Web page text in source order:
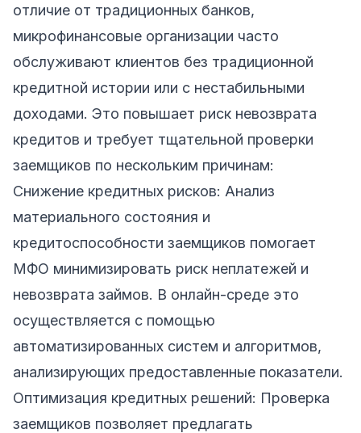
отличие от традиционных банков,
микрофинансовые организации часто
обслуживают клиентов без традиционной
кредитной истории или с нестабильными
доходами. Это повышает риск невозврата
кредитов и требует тщательной проверки
заемщиков по нескольким причинам:
Снижение кредитных рисков: Анализ
материального состояния и
кредитоспособности заемщиков помогает
МФО минимизировать риск неплатежей и
невозврата займов. В онлайн-среде это
осуществляется с помощью
автоматизированных систем и алгоритмов,
анализирующих предоставленные показатели.
Оптимизация кредитных решений: Проверка
заемщиков позволяет предлагать